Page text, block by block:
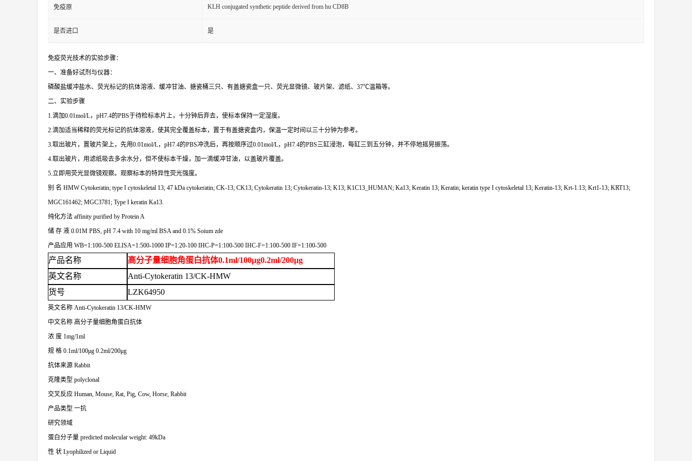
免疫原 KLH conjugated synthetic peptide derived from hu CD8B
是否进口 是
免疫荧光技术的实验步骤：
一、准备好试剂与仪器：
磷酸盐缓冲盐水、荧光标记的抗体溶液、缓冲甘油、搪瓷桶三只、有盖搪瓷盒一只、荧光显微镜、玻片架、滤纸、 37℃温箱等。
二、实验步骤
1.滴加0.01mol/L，pH7.4的PBS于待检标本片上，十分钟后弃去，使标本保持一定湿度。
2.滴加适当稀释的荧光标记的抗体溶液，使其完全覆盖标本，置于有盖搪瓷盒内，保温一定时间以三十分钟为参考。
3.取出玻片，置玻片架上，先用0.01mol/L，pH7.4的PBS冲洗后，再按顺序过0.01mol/L，pH7.4的PBS三缸浸泡，每缸三到五分钟，并不停地摇晃振荡。
4.取出玻片，用滤纸吸去多余水分，但不使标本干燥，加一滴缓冲甘油，以盖玻片覆盖。
5.立即用荧光显微镜观察。观察标本的特异性荧光强度。
别 名 HMW Cytokeratin; type I cytoskeletal 13; 47 kDa cytokeratin; CK-13; CK13; Cytokeratin 13; Cytokeratin-13; K13; K1C13_HUMAN; Ka13; Keratin 13; Keratin; keratin type I cytoskeletal 13; Keratin-13; Krt-1.13; Krt1-13; KRT13;
MGC161462; MGC3781; Type I keratin Ka13.
纯化方法 affinity purified by Protein A
储 存 液 0.01M PBS, pH 7.4 with 10 mg/ml BSA and 0.1% Soium zde
产品应用 WB=1:100-500 ELISA=1:500-1000 IP=1:20-100 IHC-P=1:100-500 IHC-F=1:100-500 IF=1:100-500
产品名称
高分子量细胞角蛋白抗体0.1ml/100μg0.2ml/200μg
英文名称
Anti-Cytokeratin 13/CK-HMW
货号
LZK64950
英文名称 Anti-Cytokeratin 13/CK-HMW
中文名称 高分子量细胞角蛋白抗体
浓 度 1mg/1ml
规 格 0.1ml/100μg 0.2ml/200μg
抗体来源 Rabbit
克隆类型 polyclonal
交叉反应 Human, Mouse, Rat, Pig, Cow, Horse, Rabbit
产品类型 一抗
研究领域
蛋白分子量 predicted molecular weight: 49kDa
性 状 Lyophilized or Liquid